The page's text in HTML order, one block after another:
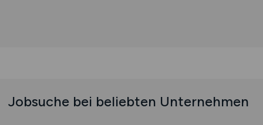
Jobsuche bei beliebten Unternehmen